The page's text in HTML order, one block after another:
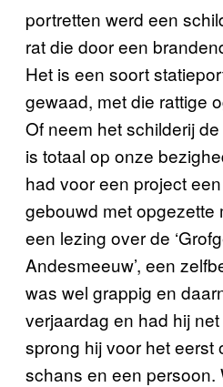
portretten werd een
rat die door een
Het is een soort
gewaad, met die rattige
Of neem het schilderij de
is totaal op onze
had voor een project
gebouwd met opgezette
een lezing over de
Andesmeeuw’, een
was wel grappig en
verjaardag en had hij
sprong hij voor het eerst
schans en een persoon.